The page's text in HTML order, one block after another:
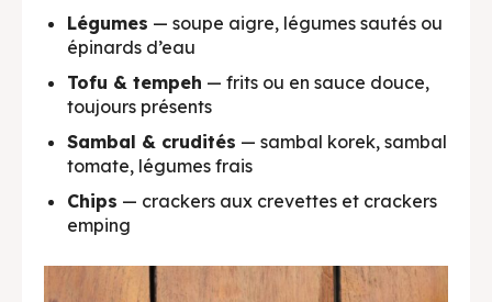
Légumes — soupe aigre, légumes sautés ou
épinards d’eau
Tofu & tempeh — frits ou en sauce douce,
toujours présents
Sambal & crudités — sambal korek, sambal
tomate, légumes frais
Chips — crackers aux crevettes et crackers
emping